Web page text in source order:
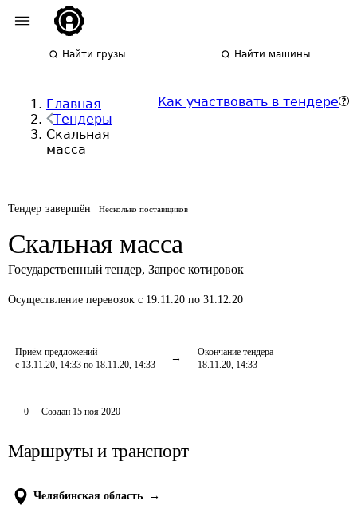
Найти грузы Найти машины
Главная
Тендеры
Скальная
масса
Как участвовать в тендере
Тендер завершён Несколько поставщиков
Скальная масса
Государственный тендер, Запрос котировок
Осуществление перевозок с 19.11.20 по 31.12.20
Приём предложений
с 13.11.20, 14:33 по 18.11.20, 14:33
Окончание тендера
18.11.20, 14:33
0 Создан 15 ноя 2020
Маршруты и транспорт
Челябинская область
→